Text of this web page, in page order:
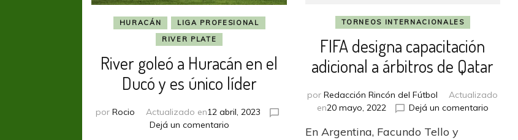
HURACÁN
LIGA PROFESIONAL
RIVER PLATE
River goleó a Huracán en el
Ducó y es único líder
por Rocio Actualizado en12 abril, 2023
Dejá un comentarioen
TORNEOS INTERNACIONALES
FIFA designa capacitación
adicional a árbitros de Qatar
porRedacción Rincón del Fútbol
Actualizado
en20 mayo, 2022 Dejá un comentarioen
En Argentina, Facundo Tello y